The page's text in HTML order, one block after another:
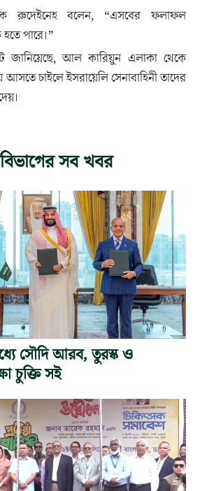
রুদেইনেহ বলেন, “এসবের ফলাফল
পারে।”
জানিয়েছে, আল কারিয়ুন এলাকা থেকে
চাইলে ইসরায়েলি সেনাবাহিনী তাদের
সব খবর
সৌদি আরব, তুরস্ক ও
চুক্তি সই